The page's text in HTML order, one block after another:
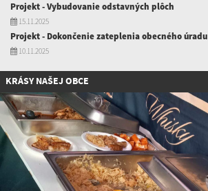
Projekt - Vybudovanie odstavných plôch
15.11.2025
Projekt - Dokončenie zateplenia obecného úradu
10.11.2025
KRÁSY NAŠEJ OBCE